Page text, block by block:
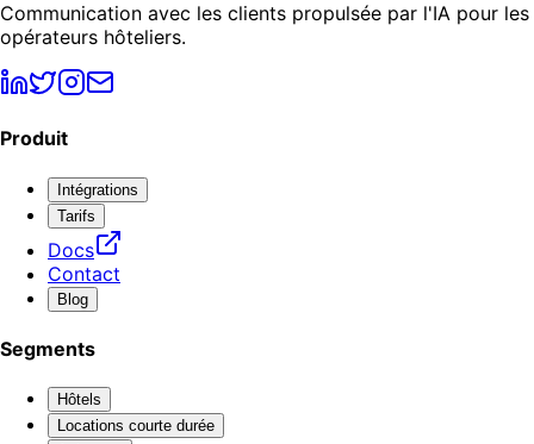
Communication avec les clients propulsée par l'IA pour les
opérateurs hôteliers.
Produit
Intégrations
Tarifs
Docs
Contact
Blog
Segments
Hôtels
Locations courte durée